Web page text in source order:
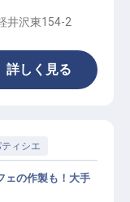
井沢東154-2
詳しく見る
ィシエ
ェの作製も！大手